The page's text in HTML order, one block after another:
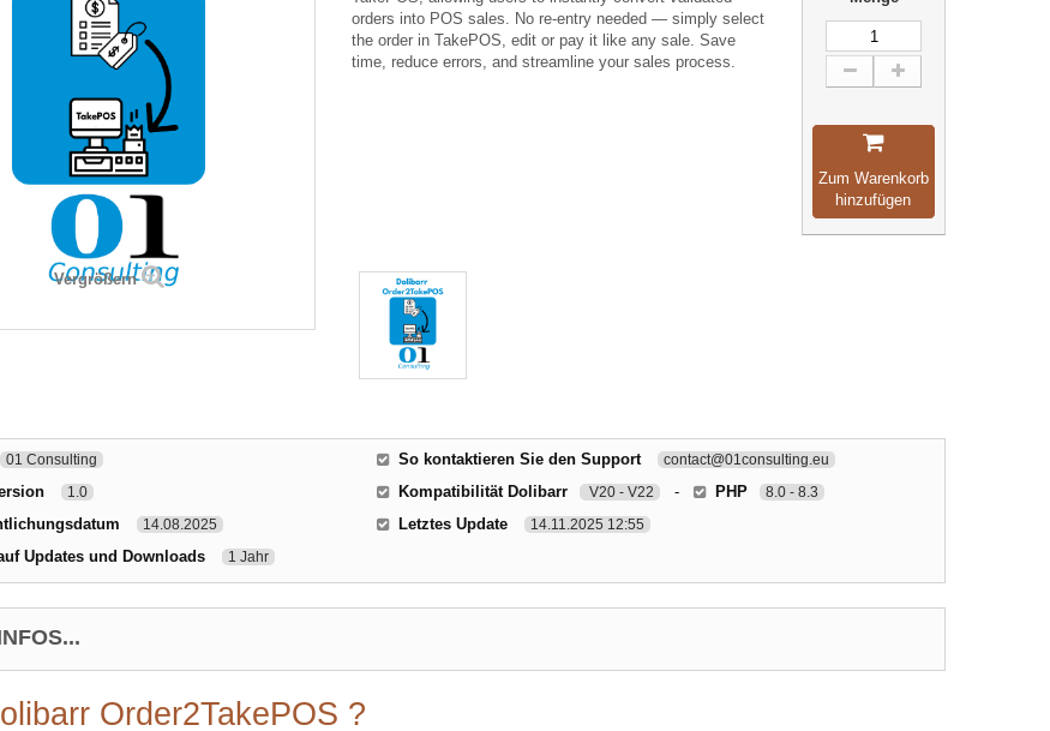
Vergrößern
orders into POS sales. No re-entry needed — simply select
the order in TakePOS, edit or pay it like any sale. Save
time, reduce errors, and streamline your sales process.
Zum Warenkorb
hinzufügen
01 Consulting
1.0
14.08.2025
Updates und Downloads 1 Jahr
So kontaktieren Sie den Support contact@01consulting.eu
Kompatibilität Dolibarr V20 - V22 - PHP 8.0 - 8.3
Letztes Update 14.11.2025 12:55
Order2TakePOS ?